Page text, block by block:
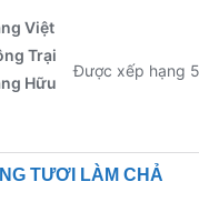
TƯƠI LÀM CHẢ